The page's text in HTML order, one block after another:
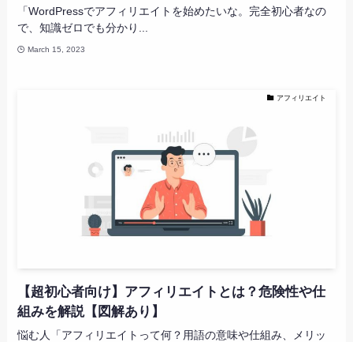
「WordPressでアフィリエイトを始めたいな。完全初心者なの
で、知識ゼロでも分かり...
March 15, 2023
アフィリエイト
【超初心者向け】アフィリエイトとは？危険性や仕
組みを解説【図解あり】
悩む人「アフィリエイトって何？用語の意味や仕組み、メリッ